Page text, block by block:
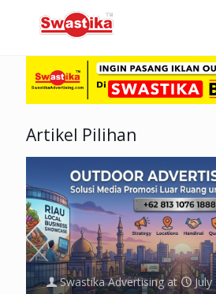
Artikel Pilihan
Swastika Advertising at